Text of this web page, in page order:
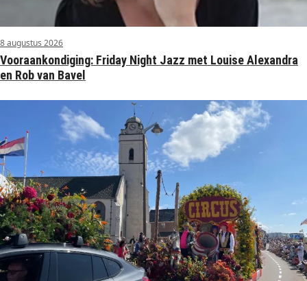
8 augustus 2026
Vooraankondiging: Friday Night Jazz met Louise Alexandra
en Rob van Bavel